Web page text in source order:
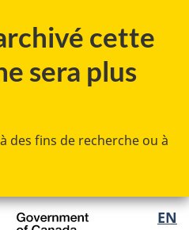
au
principal
à
Au
»
à
version
cette
sera plus
des fins de recherche ou à
EN